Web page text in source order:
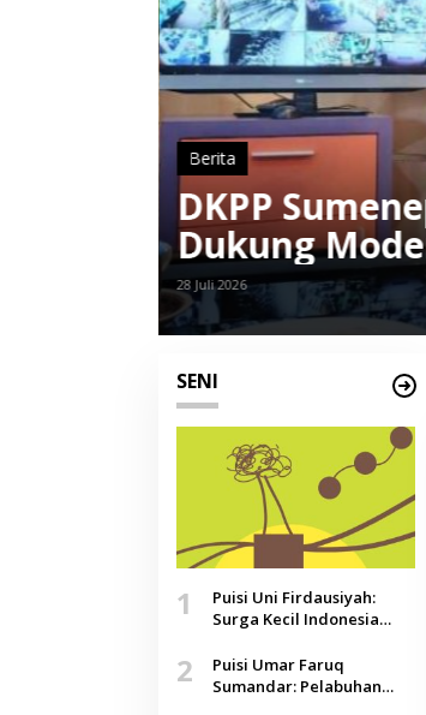
Berita
DKPP
Tractor
22 Juni 2026
SENI
1
Puisi Uni Firdausiyah:
Surga Kecil Indonesia
Doa yang Jauh, Narasi
Agustus
2
Puisi Umar Faruq
Sumandar: Pelabuhan